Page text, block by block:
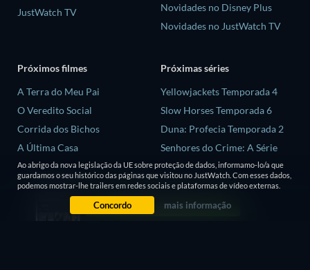
JustWatch TV
Novidades no Disney Plus
Novidades no JustWatch TV
Próximos filmes
A Terra do Meu Pai
O Veredito Social
Corrida dos Bichos
A Última Casa
Animais
Próximas séries
Yellowjackets Temporada 4
Slow Horses Temporada 6
Duna: Profecia Temporada 2
Senhores do Crime: A Série
Temporada 2
Love is Blind: Reino Unido
Temporada 3
Ao abrigo da nova legislação da UE sobre proteção de dados, informamo-lo/a que
guardamos o seu histórico das páginas que visitou no JustWatch. Com esses dados,
podemos mostrar-lhe trailers em redes sociais e plataformas de vídeo externas.
Concordo mais informação